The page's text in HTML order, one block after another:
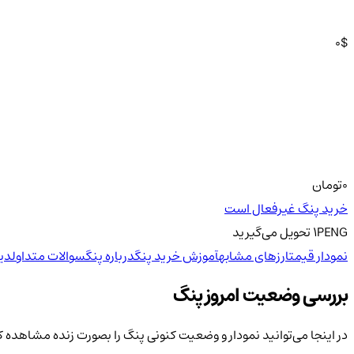
0$
0تومان
خرید پنگ غیرفعال است
1PENG تحویلمی‌گیرید
نمودار قیمتارزهای مشابهآموزش خرید پنگدرباره پنگسوالات متداول
بررسی وضعیت امروز پنگ
در اینجا می‌توانید نمودار و وضعیت کنونی پنگ را بصورت زنده مشاهده